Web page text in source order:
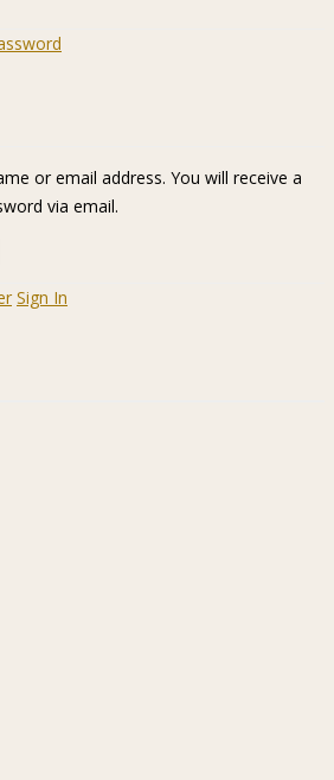
or email address. You will receive a
via email.
Sign In